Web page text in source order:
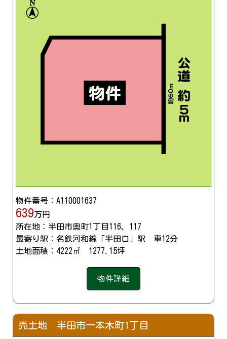
物件番号：A110001637
639万円
所在地：半田市奥町1丁目116、117
最寄り駅：名鉄河和線「半田口」駅 車12分
土地面積：4222㎡ 1277.15坪
物件詳細
売土地 半田市一本木町1丁目